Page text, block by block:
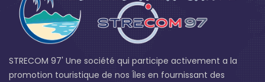
STRECOM 97' Une société qui participe activement a la
promotion touristique de nos Îles en fournissant des